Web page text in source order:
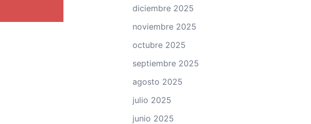
diciembre 2025
noviembre 2025
octubre 2025
septiembre 2025
agosto 2025
julio 2025
junio 2025